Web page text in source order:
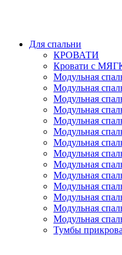
Для спальни
КРОВАТИ
Кровати с
Модульная
Модульная
Модульная
Модульная
Модульная
Модульная
Модульная
Модульная
Модульная
Модульная
Модульная
Модульная
Модульная
Модульная
Тумбы